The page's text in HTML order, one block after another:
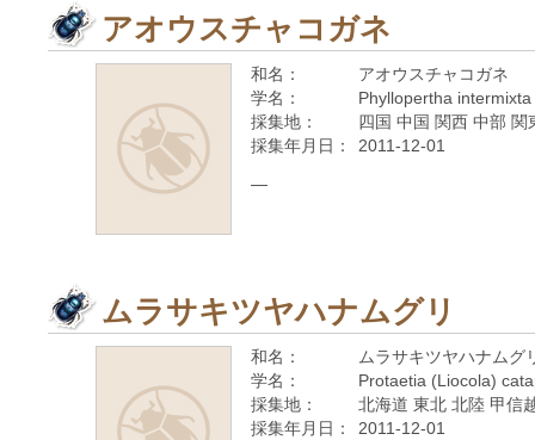
アオウスチャコガネ
和名：
アオウスチャコガネ
学名：
Phyllopertha
採集地：
四国 中国 関西 中部
採集年月日：
2011-12-01
—
ムラサキツヤハナムグリ
和名：
ムラサキツヤハナムグ
学名：
Protaetia (Liocola)
採集地：
北海道 東北 北陸 甲信
採集年月日：
2011-12-01